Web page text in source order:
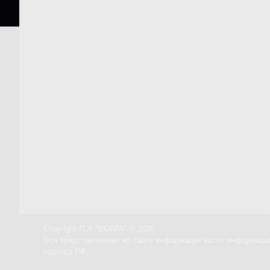
Copyright ГСК "ВОЛГА" © 2026
Вся представленная на сайте информация носит
кодекса РФ.